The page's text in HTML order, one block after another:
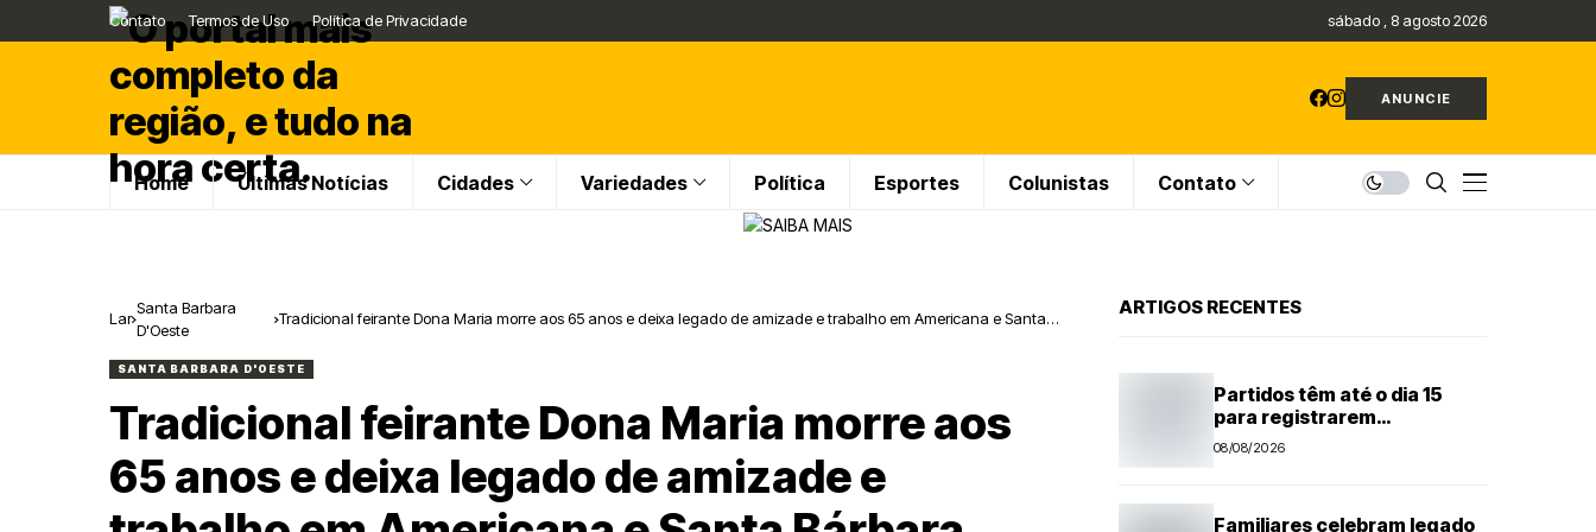
Contato Termos de Uso Política de Privacidade sábado , 8 agosto 2026
ANUNCIE
Home Últimas Notícias Cidades Variedades Política Esportes Colunistas Contato
Lar
Santa Barbara
D'Oeste
Tradicional feirante Dona Maria morre aos 65 anos e deixa legado de amizade e trabalho em Americana e Santa
SANTA BARBARA D'OESTE
Tradicional feirante Dona Maria morre aos
65 anos e deixa legado de amizade e
ARTIGOS RECENTES
Partidos têm até o dia 15
para registrarem
candidaturas nos tribunais
08/08/2026
Familiares celebram legado